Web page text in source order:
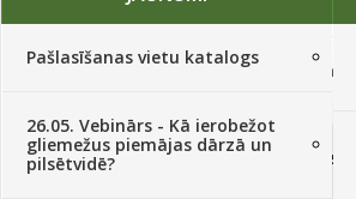
Pašlasīšanas vietu katalogs
26.05. Vebinārs - Kā ierobežot
gliemežus piemājas dārzā un
pilsētvidē?
Traktori, tehnika, rezerves daļas,
Sēklas, sīpoli, ķiploki, sīpolpuķes,
kartupeļi